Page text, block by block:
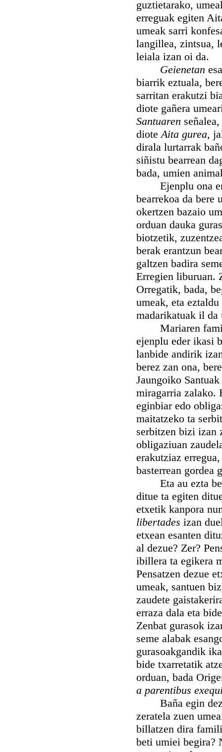
guztietarako,
erreguak egiten
umeak sarri
langillea, zintsua,
leiala izan oi da.
Geienetan
biarrik eztuala,
sarritan erakutzi
diote gañera
Santuaren
dioteAita gurea,
dirala lurtarrak
siñistu bearrean
bada, umien
Ejenplu ona
bearrekoa da bere
okertzen bazaio
orduan dauka
biotzetik,
berak erantzun
galtzen badira
Erregien liburuan.
Orregatik, bada,
umeak, eta
madarikatuak il da
Mariaren famili
ejenplu eder ikasi
lanbide andirik
berez zan ona,
Jaungoiko
miragarria zalako.
eginbiar edo
maitatzeko ta
serbitzen bizi izan
obligaziuan
erakutziaz
basterrean gordea
Eta au ezta beti
ditue ta egiten
etxetik kanpora
libertades izan
etxean esanten
al dezue? Zer?
ibillera ta egikera
Pensatzen dezue
umeak, santuen
zaudete
erraza dala eta
Zenbat gurasok
seme alabak
gurasoakgandik
bide txarretatik
orduan, bada
a parentibus
Baña egin
zeratela zuen
billatzen dira
beti umiei begira?